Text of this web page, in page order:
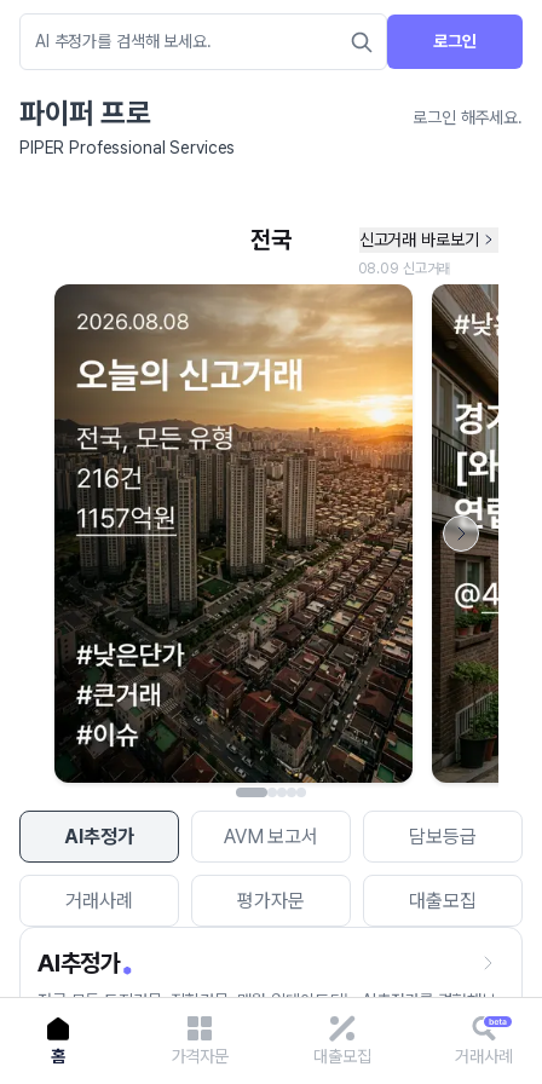
로그인
파이퍼 프로
로그인 해주세요.
PIPER Professional Services
AI추정가 AVM 보고서 담보등급
거래사례 평가자문 대출모집
AI추정가
전국 모든 토지건물, 집합건물, 매월 업데이트되는 AI추정가를 경험해보
세요.
네이버 지도 연결 안내
현재 네이버 지도 연결이 원활하지 않아 지도를 불러올 수 없습니다.
이용에 불편을 드려 죄송합니다.
다시 시도
홈 가격자문 대출모집 거래사례